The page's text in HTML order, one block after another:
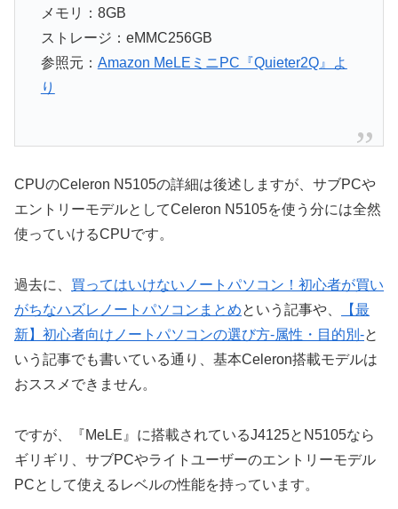
メモリ：8GB
ストレージ：eMMC256GB
参照元： Amazon MeLEミニPC『Quieter2Q』よ
り
CPUのCeleron N5105の詳細は後述しますが、サブPCや
エントリーモデルとしてCeleron N5105を使う分には全然
使っていけるCPUです。
過去に、 買ってはいけないノートパソコン！初心者が買い
がちなハズレノートパソコンまとめという記事や、
【最
新】初心者向けノートパソコンの選び方-属性・目的別-と
いう記事でも書いている通り、基本Celeron搭載モデルは
おススメできません。
ですが、『MeLE』に搭載されているJ4125とN5105なら
ギリギリ、サブPCやライトユーザーのエントリーモデル
PCとして使えるレベルの性能を持っています。